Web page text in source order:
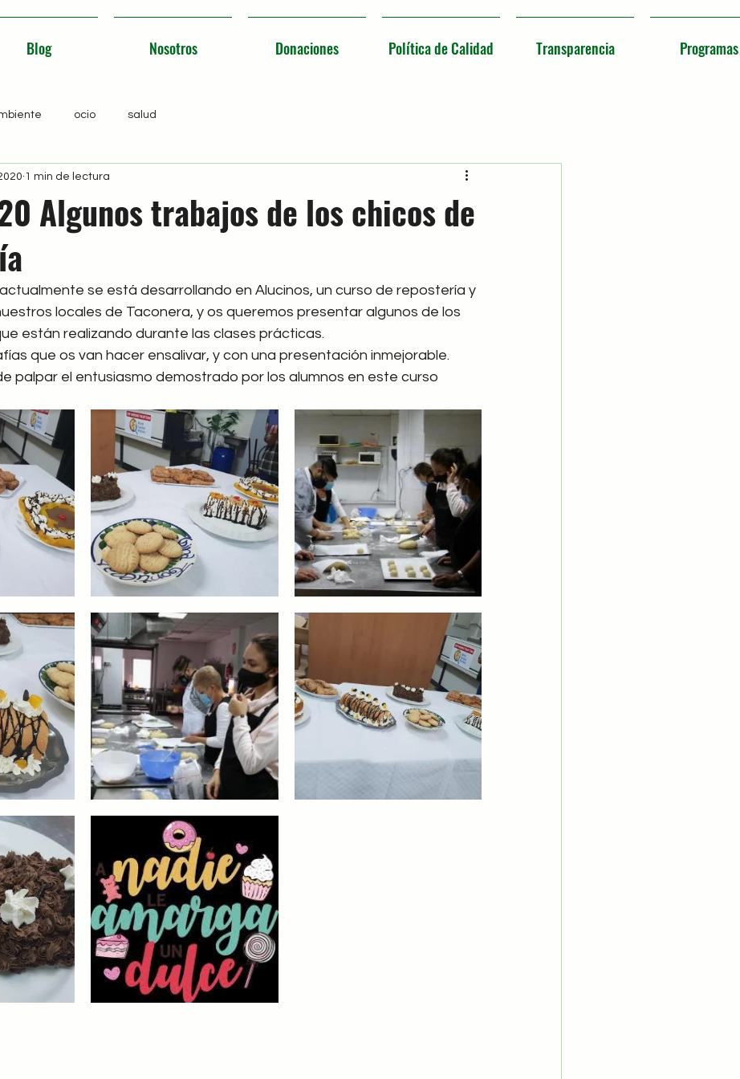
Blog Nosotros Donaciones Política de Calidad Transparencia Programas
ocio salud
Algunos trabajos de los chicos de
1 min de lectura
se está desarrollando en Alucinos, un curso de repostería y
locales de Taconera, y os queremos presentar algunos de los
están realizando durante las clases prácticas.
que os van hacer ensalivar, y con una presentación inmejorable.
palpar el entusiasmo demostrado por los alumnos en este curso